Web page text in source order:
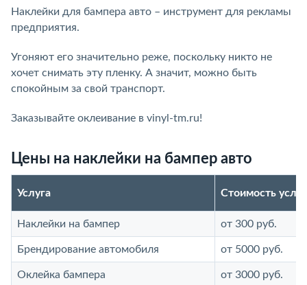
Наклейки для бампера авто – инструмент для рекламы
предприятия.
Угоняют его значительно реже, поскольку никто не
хочет снимать эту пленку. А значит, можно быть
спокойным за свой транспорт.
Заказывайте оклеивание в vinyl-tm.ru!
Цены на наклейки на бампер авто
Услуга Стоимость
Наклейки на бампер от 300 руб.
Брендирование автомобиля от 5000 руб.
Оклейка бампера от 3000 руб.